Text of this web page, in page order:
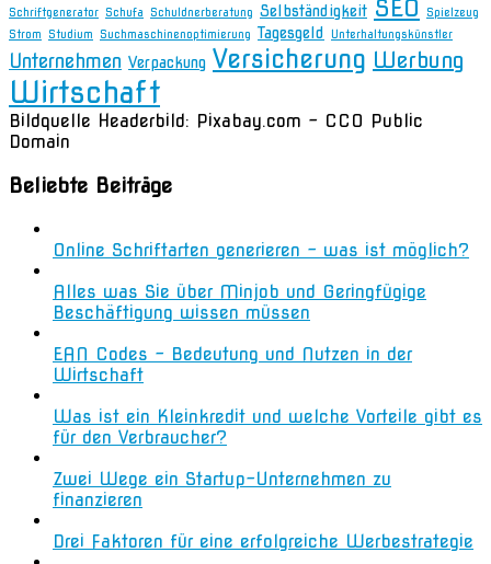
Schriftgenerator Schufa Schuldnerberatung Selbständigkeit SEO
Spielzeug
Strom
Studium Suchmaschinenoptimierung Tagesgeld Unterhaltungskünstler
Unternehmen Verpackung Versicherung Werbung
Wirtschaft
Bildquelle Headerbild: Pixabay.com - CC0 Public
Domain
Beliebte Beiträge
Online Schriftarten generieren – was ist möglich?
Alles was Sie über Minjob und Geringfügige
Beschäftigung wissen müssen
EAN Codes – Bedeutung und Nutzen in der
Wirtschaft
Was ist ein Kleinkredit und welche Vorteile gibt es
für den Verbraucher?
Zwei Wege ein Startup-Unternehmen zu
finanzieren
Drei Faktoren für eine erfolgreiche Werbestrategie